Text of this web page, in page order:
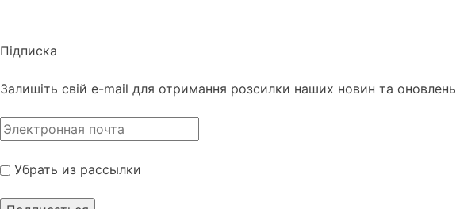
Підписка
Залишіть свій e-mail для отримання розсилки наших новин та оновлень
Убрать из рассылки